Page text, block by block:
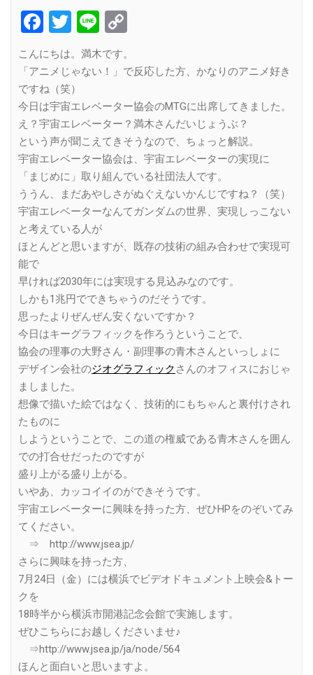
Facebook
Twitter
Line
こんにちは。満木です。
「アニメじゃない！」で反応した方、かなりのアニメ好き
ですね（笑）
今日は宇宙エレベーター協会のMTGに出席してきました。
え？宇宙エレベーター？満木さんだいじょうぶ？
という声が聞こえてきそうなので、ちょっと解説。
宇宙エレベーター協会は、宇宙エレベーターの実現に
「まじめに」取り組んでいる社団法人です。
ううん、まだあやしさがぬぐえないかんじですね？（笑）
宇宙エレベーターなんてガンダムの世界、実現しっこない
と考えている人が
ほとんどと思いますが、既存の技術の組み合わせで実現可
能で
早ければ2030年には実現する見込みなのです。
しかも1兆円でできちゃうのだそうです。
思ったよりぜんぜん安くないですか？
今日はキーグラフィックを作ろうということで、
協会の理事の大野さん・副理事の青木さんといっしょに
デザイン会社のジオグラフィック さんのオフィスにおじゃ
ましました。
想像で描いた絵ではなく、技術的にもちゃんと裏付けされ
たものに
しようということで、この道の権威である青木さんを囲ん
での打合せだったのですが
盛り上がる盛り上がる。
いやあ、カッコイイのができそうです。
宇宙エレベーターに興味を持った方、ぜひHPをのぞいてみ
てください。
⇒ http://www.jsea.jp/
さらに興味を持った方、
7月24日（金）には横浜でビデオドキュメント上映会&トー
クを
18時半から横浜市開港記念会館で実施します。
ぜひこちらにお越しくださいませ♪
⇒http://www.jsea.jp/ja/node/564
ほんと面白いと思いますよ。